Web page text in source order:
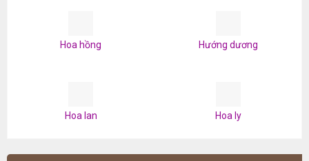
Hoa hồng Hướng dương
Hoa lan Hoa ly